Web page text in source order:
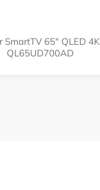
SmartTV 65" QLED 4K
QL65UD700AD